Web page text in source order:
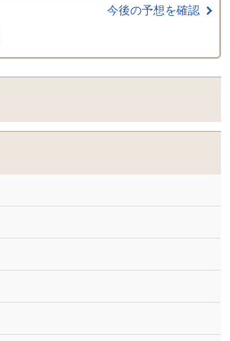
今後の予想を確認